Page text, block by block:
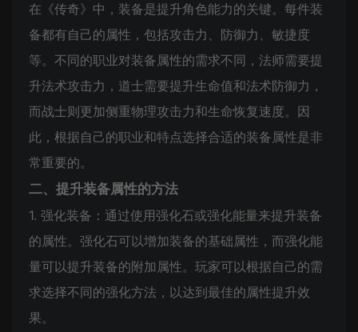
在《传奇》中，装备是提升角色能力的关键。每件装
备都有自己的属性，包括攻击力、防御力、敏捷度
等。不同的职业对装备属性的需求不同，法师需要提
升法术攻击力，道士需要提升生命值和法术防御力，
而战士则更加侧重物理攻击力和生命恢复速度。因
此，根据自己的职业和特点选择合适的装备属性是非
常重要的。
二、提升装备属性的方法
1. 强化装备：通过使用强化石或强化能量来提升装备
的属性。强化石可以增加装备的基础属性，而强化能
量可以提升装备的附加属性。玩家可以根据自己的需
求选择不同的强化方法，以达到最佳的属性提升效
果。